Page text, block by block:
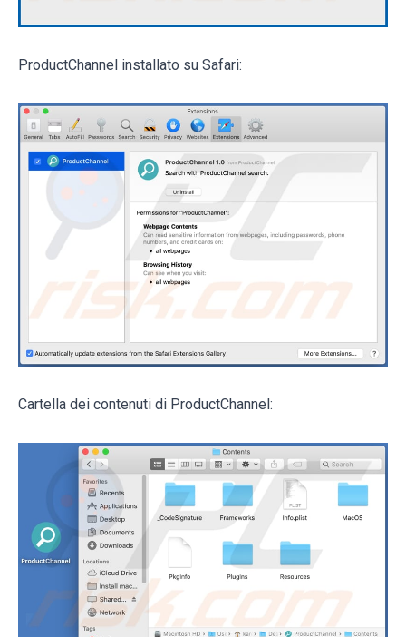
ProductChannel installato su Safari:
Cartella dei contenuti di ProductChannel: